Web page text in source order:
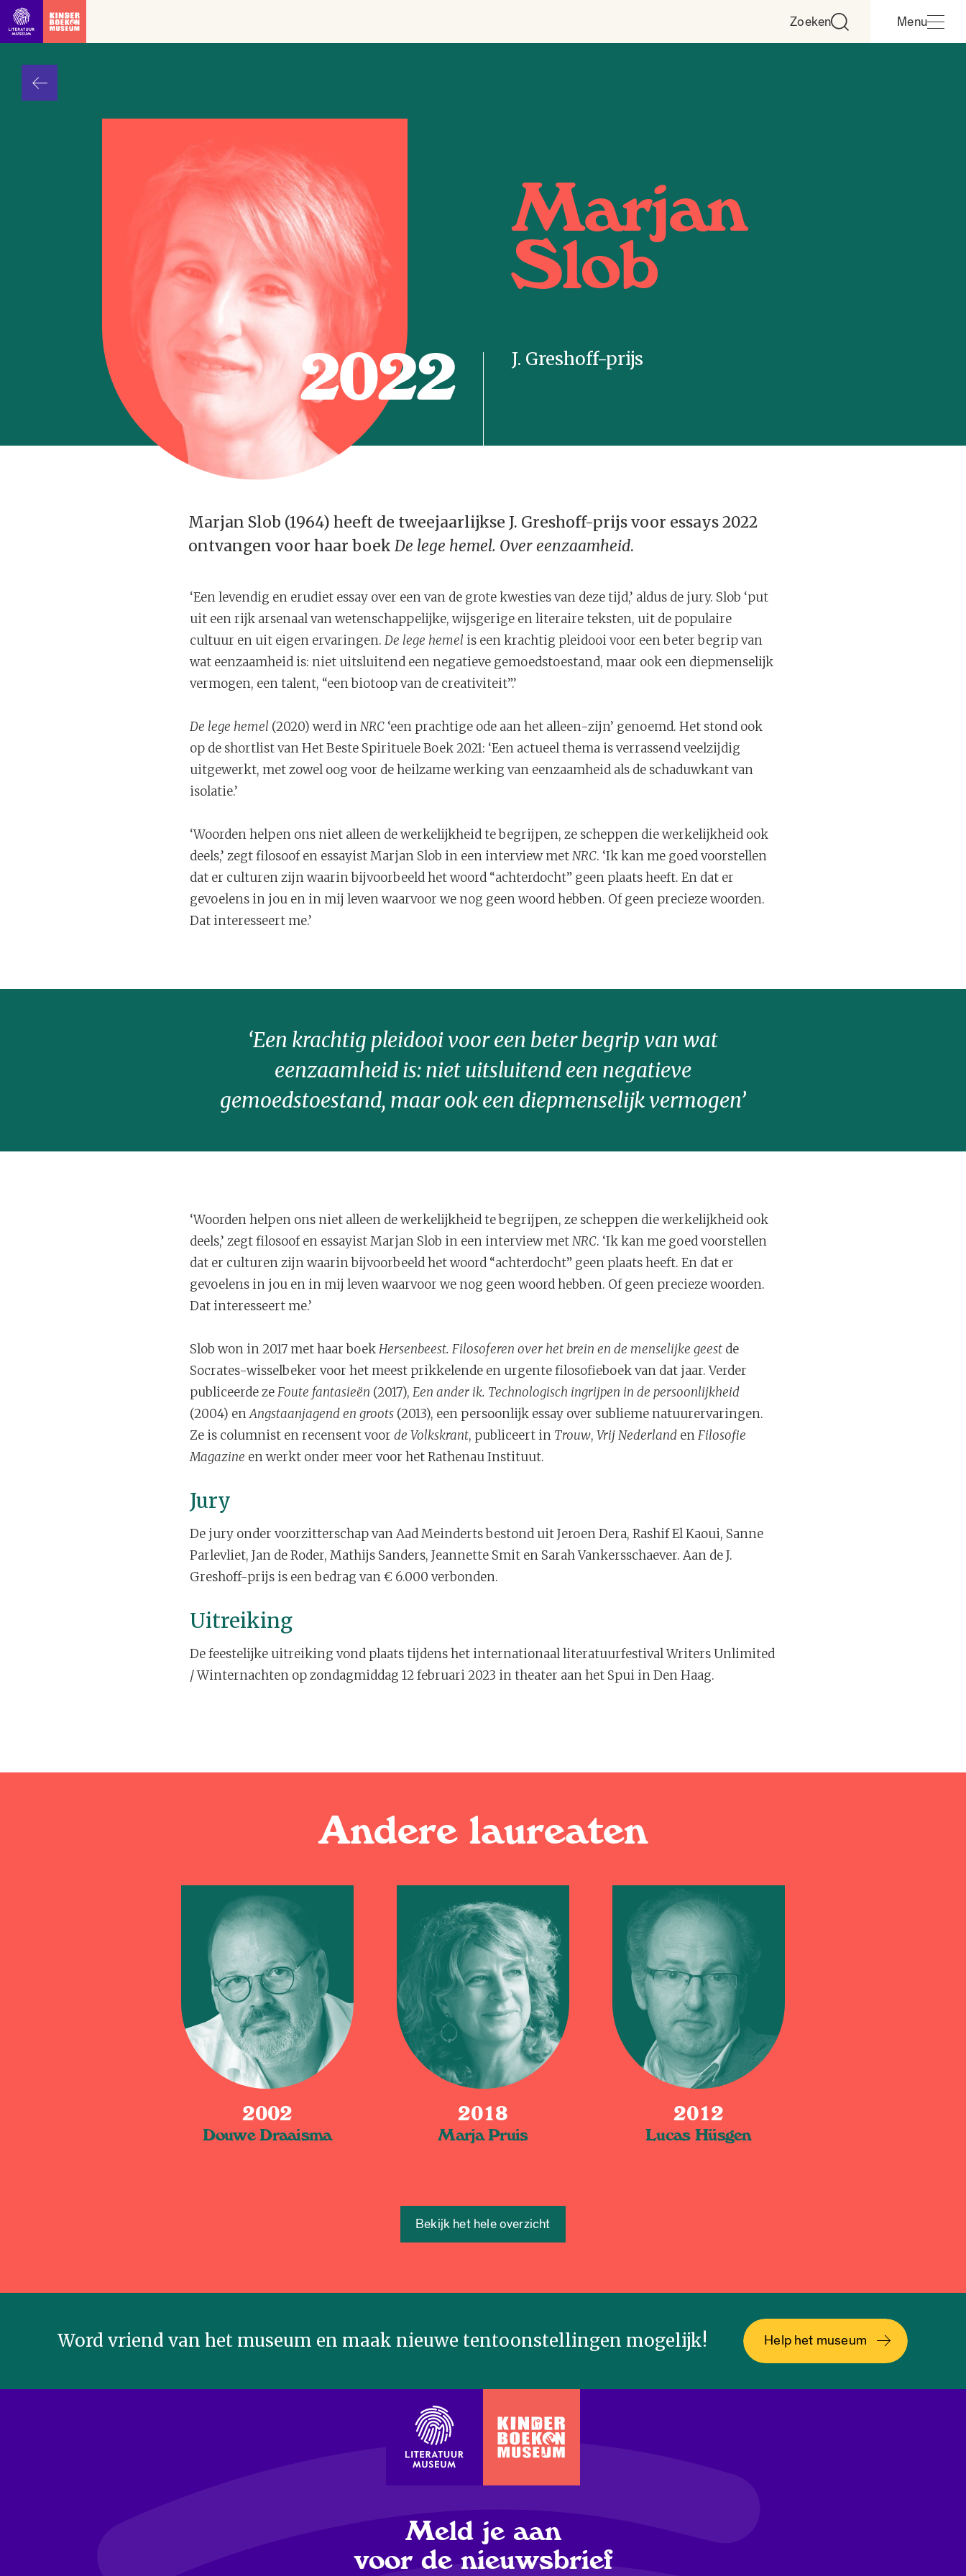
Ga direct naar inhoud Zoeken Menu
Marjan
Slob
2022
J. Greshoff-prijs
Marjan Slob (1964) heeft de tweejaarlijkse J. Greshoff-prijs voor essays 2022
ontvangen voor haar boek De lege hemel. Over eenzaamheid.
‘Een levendig en erudiet essay over een van de grote kwesties van deze tijd,’ aldus de jury. Slob ‘put
uit een rijk arsenaal van wetenschappelijke, wijsgerige en literaire teksten, uit de populaire
cultuur en uit eigen ervaringen. De lege hemel is een krachtig pleidooi voor een beter begrip van
wat eenzaamheid is: niet uitsluitend een negatieve gemoedstoestand, maar ook een diepmenselijk
vermogen, een talent, “een biotoop van de creativiteit”.’
De lege hemel (2020) werd inNRC‘een prachtige ode aan het alleen-zijn’ genoemd. Het stond ook
op de shortlist van Het Beste Spirituele Boek 2021: ‘Een actueel thema is verrassend veelzijdig
uitgewerkt, met zowel oog voor de heilzame werking van eenzaamheid als de schaduwkant van
isolatie.’
‘Woorden helpen ons niet alleen de werkelijkheid te begrijpen, ze scheppen die werkelijkheid ook
deels,’ zegt filosoof en essayist Marjan Slob in een interview metNRC. ‘Ik kan me goed voorstellen
dat er culturen zijn waarin bijvoorbeeld het woord “achterdocht” geen plaats heeft. En dat er
gevoelens in jou en in mij leven waarvoor we nog geen woord hebben. Of geen precieze woorden.
Dat interesseert me.’
‘Een krachtig pleidooi voor een beter begrip van wat
eenzaamheid is: niet uitsluitend een negatieve
gemoedstoestand, maar ook een diepmenselijk vermogen’
‘Woorden helpen ons niet alleen de werkelijkheid te begrijpen, ze scheppen die werkelijkheid ook
deels,’ zegt filosoof en essayist Marjan Slob in een interview metNRC. ‘Ik kan me goed voorstellen
dat er culturen zijn waarin bijvoorbeeld het woord “achterdocht” geen plaats heeft. En dat er
gevoelens in jou en in mij leven waarvoor we nog geen woord hebben. Of geen precieze woorden.
Dat interesseert me.’
Slob won in 2017 met haar boekHersenbeest. Filosoferen over het brein en de menselijke geestde
Socrates-wisselbeker voor het meest prikkelende en urgente filosofieboek van dat jaar. Verder
publiceerde zeFoute fantasieën (2017), Een ander ik. Technologisch ingrijpen in de persoonlijkheid
(2004) enAngstaanjagend en groots(2013), een persoonlijk essay over sublieme natuurervaringen.
Ze is columnist en recensent voor de Volkskrant, publiceert in Trouw, Vrij NederlandenFilosofie
Magazine en werkt onder meer voor het Rathenau Instituut.
Jury
De jury onder voorzitterschap van Aad Meinderts bestond uit Jeroen Dera, Rashif El Kaoui, Sanne
Parlevliet, Jan de Roder, Mathijs Sanders, Jeannette Smit en Sarah Vankersschaever. Aan de J.
Greshoff-prijs is een bedrag van € 6.000 verbonden.
Uitreiking
De feestelijke uitreiking vond plaats tijdens het internationaal literatuurfestival Writers Unlimited
/ Winternachten op zondagmiddag 12 februari 2023 in theater aan het Spui in Den Haag.
Andere laureaten
2002
Douwe Draaisma
2018
Marja Pruis
2012
Lucas Hüsgen
Bekijk het hele overzicht
Word vriend van het museum en maak nieuwe tentoonstellingen mogelijk! Help het museum
Meld je aan
voor de nieuwsbrief